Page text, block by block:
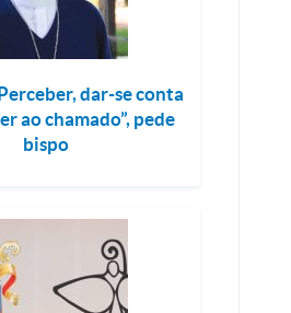
dar-se conta
ao chamado”, pede
bispo